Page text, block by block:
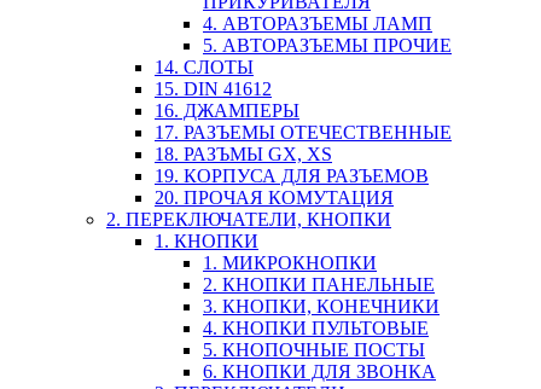
4. АВТОРАЗЪЕМЫ ЛАМП
5. АВТОРАЗЪЕМЫ ПРОЧИЕ
14. СЛОТЫ
15. DIN 41612
16. ДЖАМПЕРЫ
17. РАЗЪЕМЫ ОТЕЧЕСТВЕННЫЕ
18. РАЗЪМЫ GX, XS
19. КОРПУСА ДЛЯ РАЗЪЕМОВ
20. ПРОЧАЯ КОМУТАЦИЯ
2. ПЕРЕКЛЮЧАТЕЛИ, КНОПКИ
1. КНОПКИ
1. МИКРОКНОПКИ
2. КНОПКИ ПАНЕЛЬНЫЕ
3. КНОПКИ, КОНЕЧНИКИ
4. КНОПКИ ПУЛЬТОВЫЕ
5. КНОПОЧНЫЕ ПОСТЫ
6. КНОПКИ ДЛЯ ЗВОНКА